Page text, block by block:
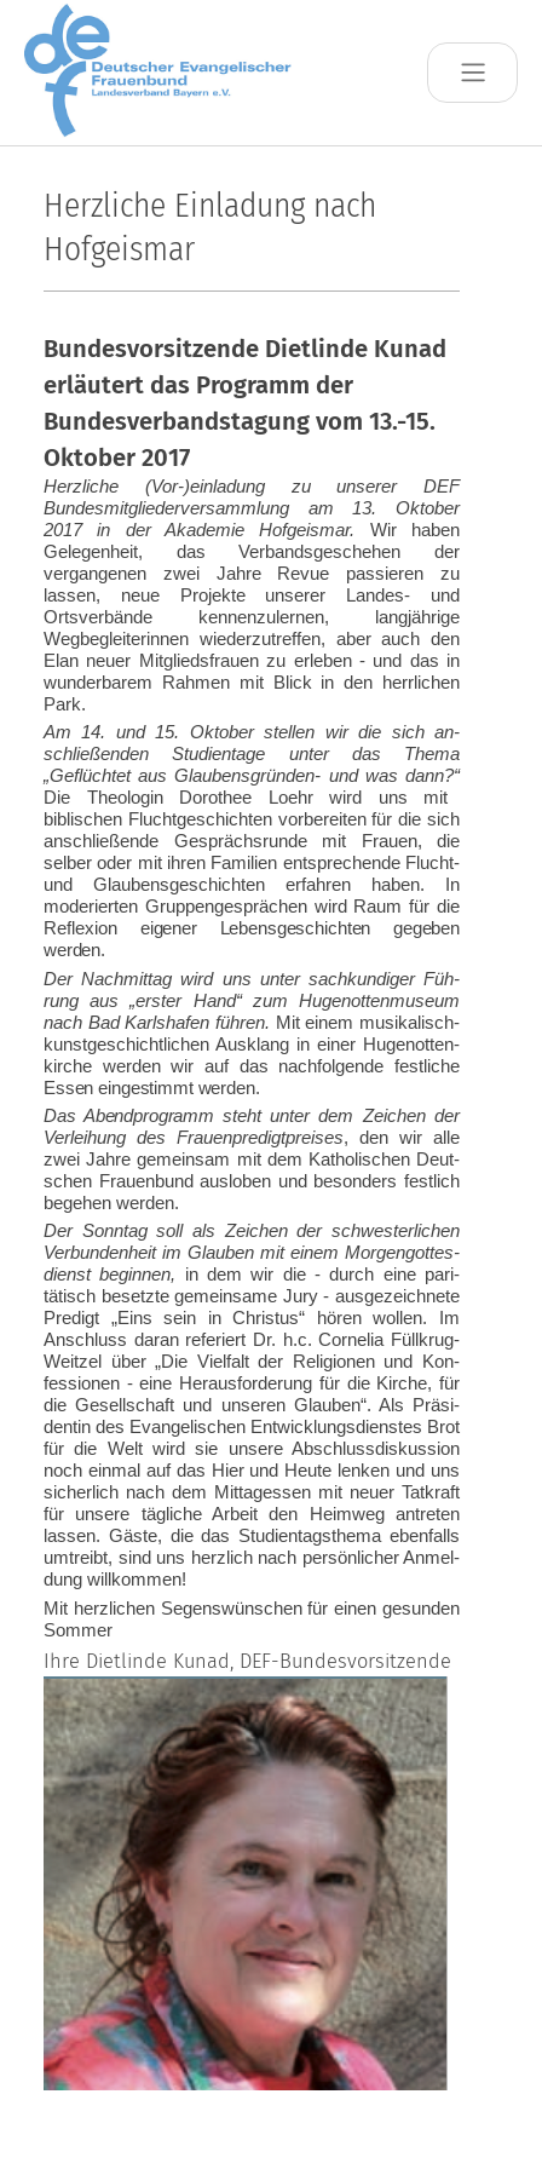
Skip to main content
Herzliche Einladung nach
Hofgeismar
Bundesvorsitzende Dietlinde Kunad
erläutert das Programm der
Bundesverbandstagung vom 13.-15.
Oktober 2017
Herzliche (Vor-)einladung zu unserer DEF
Bundesmit­gliederversammlung am 13. Oktober
2017 in der Akademie Hofgeismar. Wir haben
Gelegenheit, das Verbandsgeschehen der
vergangenen zwei Jahre Revue passieren zu
lassen, neue Projekte unserer Landes- und
Ortsverbände kennenzulernen, lang­jährige
Wegbegleiterinnen wiederzutreffen, aber auch den
Elan neuer Mitgliedsfrauen zu erleben - und das in
wunderbarem Rahmen mit Blick in den herrlichen
Park.
Am 14. und 15. Oktober stellen wir die sich an­
schließenden Studientage unter das Thema
„Geflüchtet aus Glaubensgründen- und was dann?“
Die Theologin Dorothee Loehr wird uns mit
biblischen Fluchtgeschichten vorbereiten für die sich
anschließende Gesprächsrunde mit Frauen, die
selber oder mit ihren Familien entsprechende Flucht-
und Glaubensgeschichten erfahren haben. In
moderierten Gruppengesprächen wird Raum für die
Reflexion ei­gener Lebensgeschichten gegeben
werden.
Der Nachmittag wird uns unter sachkundiger Füh­
rung aus „erster Hand“ zum Hugenottenmuseum
nach Bad Karlshafen führen. Mit einem musikalisch-
kunstgeschichtlichen Ausklang in einer Hugenotten­
kirche werden wir auf das nachfolgende festliche
Essen eingestimmt werden.
Das Abendprogramm stehtunter dem Zeichen der
Verleihung des Frauenpredigtpreises, den wir alle
zwei Jahre gemeinsam mit dem Katholischen Deut­
schen Frauenbund ausloben und besonders festlich
begehen werden.
Der Sonntag soll als Zeichen der schwesterlichen
Ver­bundenheit im Glauben mit einem Morgengottes­
dienst beginnen, in dem wir die - durch eine pari­
tätisch besetzte gemeinsame Jury - ausgezeichnete
Predigt „Eins sein in Christus“ hören wollen. Im
Anschluss daran referiert Dr. h.c. Cornelia Füllkrug-
Weitzel über „Die Vielfalt der Religionen und Kon­
fessionen - eine Herausforderung für die Kirche, für
die Gesellschaft und unseren Glauben“. Als Präsi­
dentin des Evangelischen Entwicklungsdienstes Brot
für die Welt wird sie unsere Abschlussdiskussion
noch einmal auf das Hier und Heute lenken und uns
sicherlich nach dem Mittagessen mit neuer Tatkraft
für unsere tägliche Arbeit den Heimweg antreten
lassen. Gäste, die das Studientagsthema ebenfalls
umtreibt, sind uns herzlich nach persönlicher Anmel­
dung willkommen!
Mit herzlichen Segenswünschen für einen gesunden
Sommer
Ihre Dietlinde Kunad, DEF-Bundesvorsitzende